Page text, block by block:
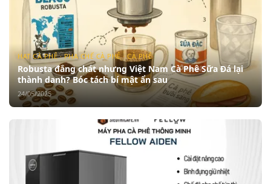
HẠT CÀ PHÊ · PHA CHẾ CÀ PHÊ · CÀ PHÊ
Robusta đắng chát nhưng Việt Nam Cà Phê Sữa Đá lại
thành danh? Bóc tách bí mật ẩn sau
24/05/2025